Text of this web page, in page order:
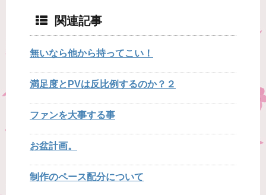
関連記事
無いなら他から持ってこい！
満足度とPVは反比例するのか？２
ファンを大事する事
お盆計画。
制作のペース配分について